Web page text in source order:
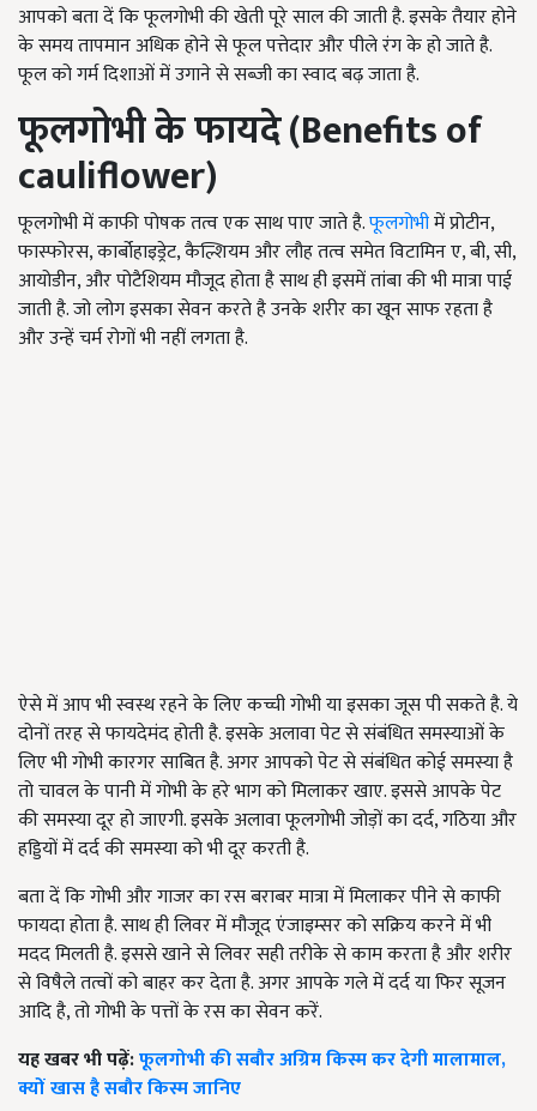
आपको बता दें कि फूलगोभी की खेती पूरे साल की जाती है. इसके तैयार होने
के समय तापमान अधिक होने से फूल पत्तेदार और पीले रंग के हो जाते है.
फूल को गर्म दिशाओं में उगाने से सब्जी का स्वाद बढ़ जाता है.
फूलगोभी के फायदे (Benefits of
cauliflower)
फूलगोभी में काफी पोषक तत्व एक साथ पाए जाते है.फूलगोभीमें प्रोटीन,
फास्फोरस, कार्बोहाइड्रेट, कैल्शियम और लौह तत्व समेत विटामिन ए, बी, सी,
आयोडीन, और पोटैशियम मौजूद होता है साथ ही इसमें तांबा की भी मात्रा पाई
जाती है. जो लोग इसका सेवन करते है उनके शरीर का खून साफ रहता है
और उन्हें चर्म रोगों भी नहीं लगता है.
ऐसे में आप भी स्वस्थ रहने के लिए कच्ची गोभी या इसका जूस पी सकते है. ये
दोनों तरह से फायदेमंद होती है. इसके अलावा पेट से संबंधित समस्याओं के
लिए भी गोभी कारगर साबित है. अगर आपको पेट से संबंधित कोई समस्या है
तो चावल के पानी में गोभी के हरे भाग को मिलाकर खाए. इससे आपके पेट
की समस्या दूर हो जाएगी. इसके अलावा फूलगोभी जोड़ों का दर्द, गठिया और
हड्डियों में दर्द की समस्या को भी दूर करती है.
बता दें कि गोभी और गाजर का रस बराबर मात्रा में मिलाकर पीने से काफी
फायदा होता है. साथ ही लिवर में मौजूद एंजाइम्सर को सक्रिय करने में भी
मदद मिलती है. इससे खाने से लिवर सही तरीके से काम करता है और शरीर
से विषैले तत्वों को बाहर कर देता है. अगर आपके गले में दर्द या फिर सूजन
आदि है, तो गोभी के पत्तों के रस का सेवन करें.
यह खबर भी पढ़ें:फूलगोभी की सबौर अग्रिम किस्म कर देगी मालामाल,
क्यों खास है सबौर किस्म जानिए